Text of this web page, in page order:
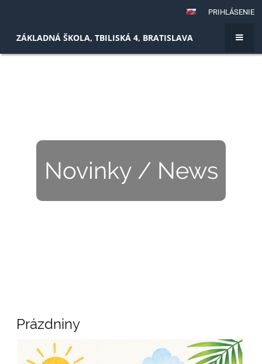
PRIHLÁSENIE
ZÁKLADNÁ ŠKOLA, TBILISKÁ 4, BRATISLAVA
Novinky / News
News
Prázdniny